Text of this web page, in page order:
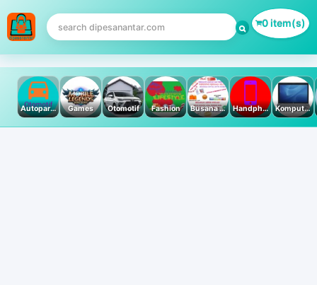
0 item(s)
Autoparts Games Otomotif Fashion Busana Muslim Handphone & Tablet Komputer PC & Laptop